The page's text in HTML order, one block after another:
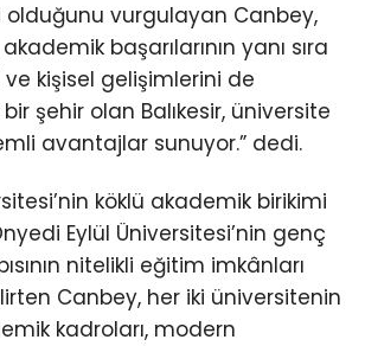
olduğunu vurgulayan Canbey,
başarılarının yanı sıra
kişisel gelişimlerini de
şehir olan Balıkesir, üniversite
avantajlar sunuyor.” dedi.
köklü akademik birikimi
Eylül Üniversitesi’nin genç
nitelikli eğitim imkânları
Canbey, her iki üniversitenin
kadroları, modern